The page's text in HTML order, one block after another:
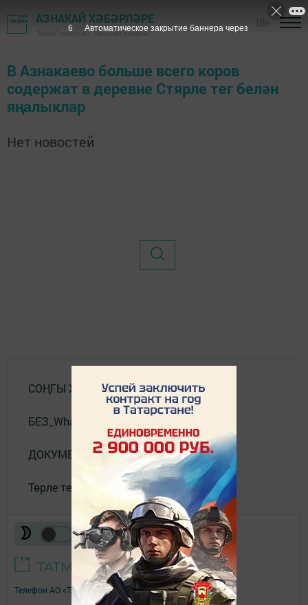
АЗНАКАЙ ХӘБӘРЛӘРЕ
"Маяк" газетасы - Азнакай районы
В Азнакаево больше всего коров
содержат в деревне Стярле тег белән
яңалыклар
Нет новостей
СОҢГЫ ХӘБӘРЛӘР
БЕЗ_WhatsApp_та
ДОКУМЕНТЛАР
Төрле темалар
Телефон АО «ТАТМЕДИА»:(843) 222 09 84
6 Автоматическое закрытие баннера через